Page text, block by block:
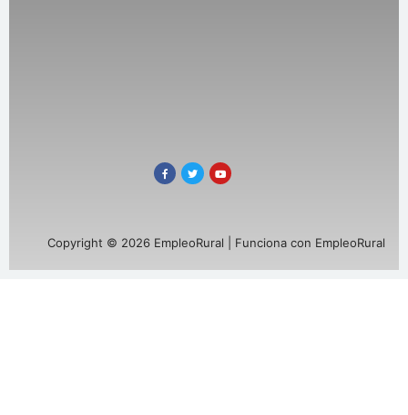
Copyright © 2026 EmpleoRural | Funciona con EmpleoRural